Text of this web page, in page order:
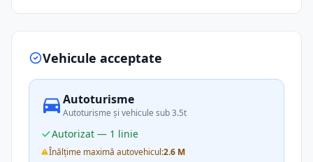
Vehicule acceptate
Autoturisme
Autoturisme și vehicule sub 3.5t
Autorizat — 1 linie
Înălțime maximă autovehicul:2.6 M